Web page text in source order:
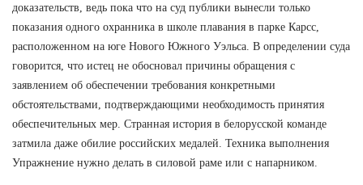
доказательств, ведь пока что на суд публики вынесли только
показания одного охранника в школе плавания в парке Карсс,
расположенном на юге Нового Южного Уэльса. В определении суда
говорится, что истец не обосновал причины обращения с
заявлением об обеспечении требования конкретными
обстоятельствами, подтверждающими необходимость принятия
обеспечительных мер. Странная история в белорусской команде
затмила даже обилие российских медалей. Техника выполнения
Упражнение нужно делать в силовой раме или с напарником.